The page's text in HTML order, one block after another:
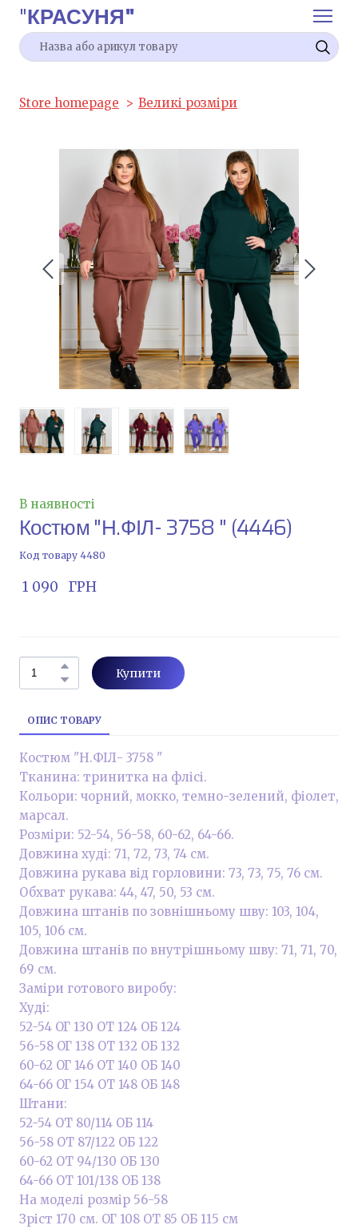
"КРАСУНЯ"
Store homepage Великі розміри
В наявності
Костюм "Н.ФІЛ- 3758 " (4446)
Код товару 4480
1 090   ГРН
Купити
ОПИС ТОВАРУ
Костюм "Н.ФІЛ- 3758 "
Тканина: тринитка на флісі.
Кольори: чорний, мокко, темно-зелений, фіолет,
марсал.
Розміри: 52-54, 56-58, 60-62, 64-66.
Довжина худі: 71, 72, 73, 74 см.
Довжина рукава від горловини: 73, 73, 75, 76 см.
Обхват рукава: 44, 47, 50, 53 см.
Довжина штанів по зовнішньому шву: 103, 104,
105, 106 см.
Довжина штанів по внутрішньому шву: 71, 71, 70,
69 см.
Заміри готового виробу:
Худі:
52-54 ОГ 130 ОТ 124 ОБ 124
56-58 ОГ 138 ОТ 132 ОБ 132
60-62 ОГ 146 ОТ 140 ОБ 140
64-66 ОГ 154 ОТ 148 ОБ 148
Штани:
52-54 ОТ 80/114 ОБ 114
56-58 ОТ 87/122 ОБ 122
60-62 ОТ 94/130 ОБ 130
64-66 ОТ 101/138 ОБ 138
На моделі розмір 56-58
Зріст 170 см. ОГ 108 ОТ 85 ОБ 115 см